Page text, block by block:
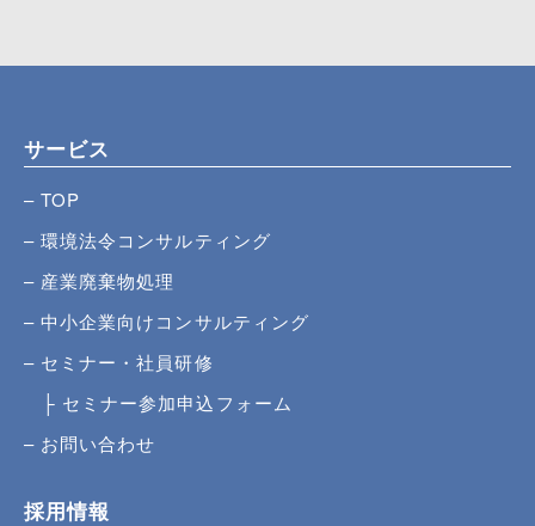
サービス
TOP
環境法令コンサルティング
産業廃棄物処理
中小企業向けコンサルティング
セミナー・社員研修
セミナー参加申込フォーム
お問い合わせ
採用情報